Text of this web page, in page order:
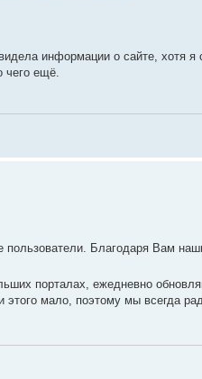
информации о сайте, хотя я
чего ещё.
пользователи. Благодаря Вам
порталах, ежедневно
этого мало, поэтому мы всегда